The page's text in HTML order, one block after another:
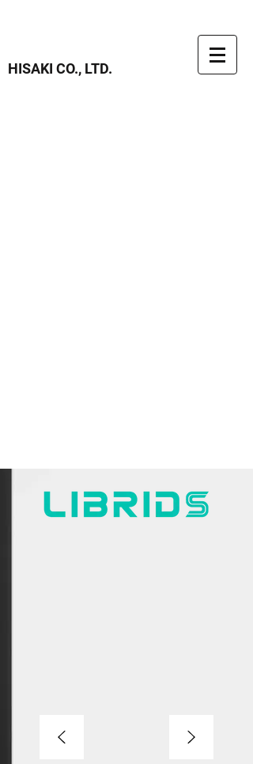
HISAKI CO., LTD.